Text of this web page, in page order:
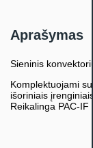
Aprašymas
Sieninis
Komplektuojami
išoriniais įrenginiais
Reikalinga PAC-IF